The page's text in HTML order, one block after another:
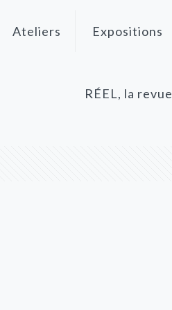
Ateliers Expositions
RÉEL, la revue